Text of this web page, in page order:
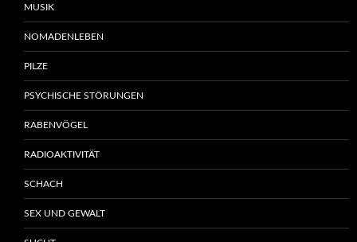
MUSIK
NOMADENLEBEN
PILZE
PSYCHISCHE STÖRUNGEN
RABENVÖGEL
RADIOAKTIVITÄT
SCHACH
SEX UND GEWALT